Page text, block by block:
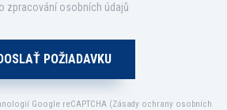
o zpracování osobních údajů
Google reCAPTCHA (Zásady ochrany osobních